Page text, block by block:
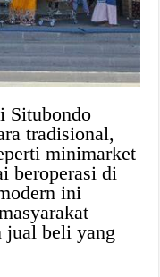
Situbondo
tradisional,
minimarket
beroperasi di
ini
jual beli yang